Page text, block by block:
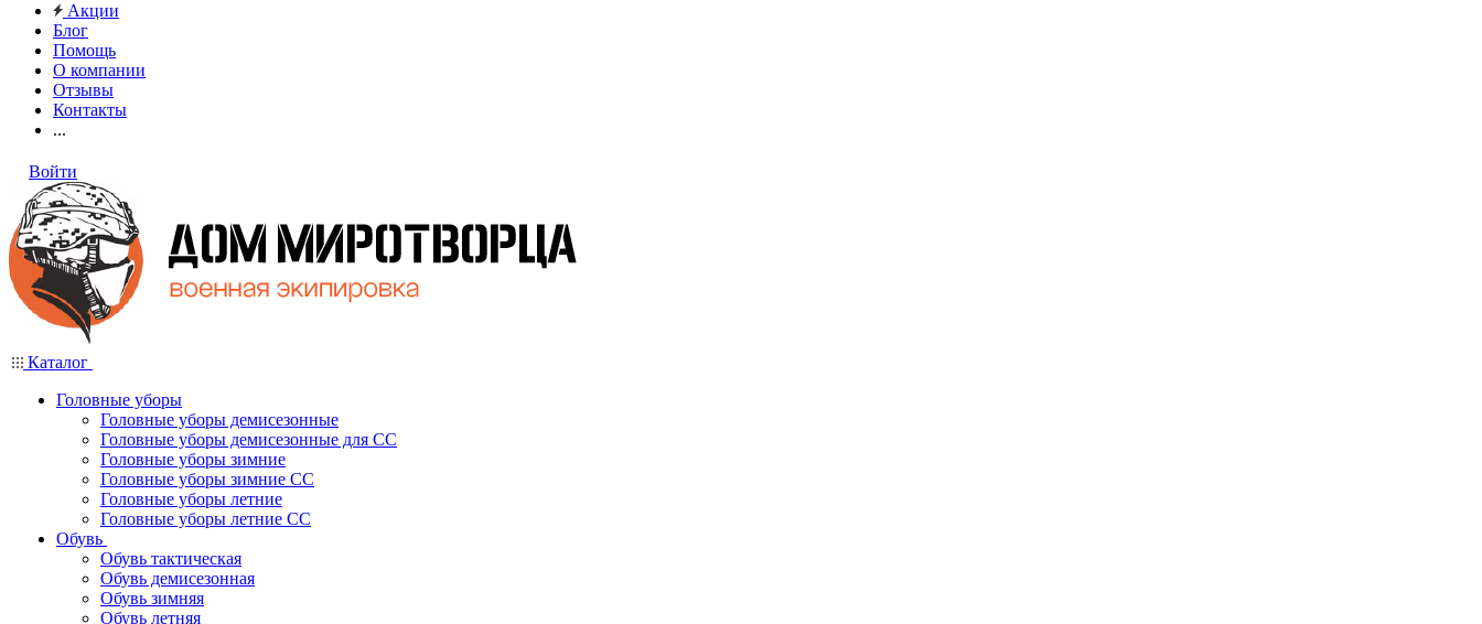
Акции
Блог
Помощь
О компании
Отзывы
Контакты
...
Войти
Каталог
Головные уборы
Головные уборы демисезонные
Головные уборы демисезонные для СС
Головные уборы зимние
Головные уборы зимние СС
Головные уборы летние
Головные уборы летние СС
Обувь
Обувь тактическая
Обувь демисезонная
Обувь зимняя
Обувь летняя